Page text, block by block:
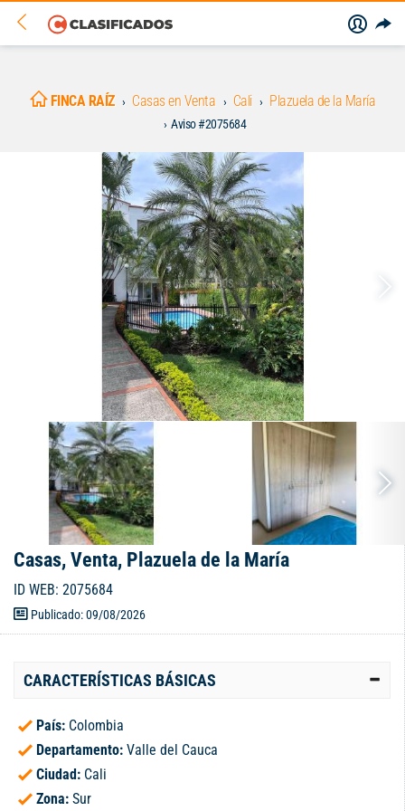
FINCA RAÍZ Casas en Venta Cali Plazuela de la María
Aviso #2075684
Casas, Venta, Plazuela de la María
ID WEB: 2075684
Publicado: 09/08/2026
CARACTERÍSTICAS BÁSICAS
País: Colombia
Departamento: Valle del Cauca
Ciudad: Cali
Zona: Sur